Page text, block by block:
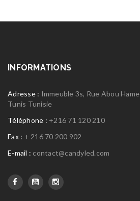
INFORMATIONS
Adresse : Immeuble 3s, Rue Abou
Tunis Tunisie
Téléphone : +216 71 120 210
Fax : + 216 70 200 902
E-mail : contact@candyled.com